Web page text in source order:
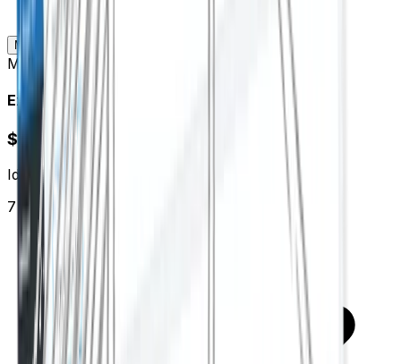
Mensual Anual
Moneda : USD
Expert
$9.95 mo
Ideal para usuarios avanzados de SEO
7 days free trial